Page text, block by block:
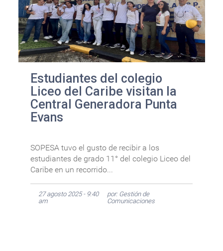
Estudiantes del colegio
Liceo del Caribe visitan la
Central Generadora Punta
Evans
SOPESA tuvo el gusto de recibir a los
estudiantes de grado 11° del colegio Liceo del
Caribe en un recorrido...
27 agosto 2025 - 9:40
am
por: Gestión de
Comunicaciones